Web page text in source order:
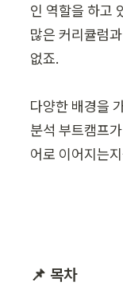
인 역할을 하고
많은 커리큘럼
없죠.
다양한 배경을
분석 부트캠프
어로 이어지는
📌 목차